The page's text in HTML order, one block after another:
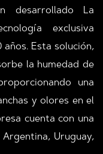
desarrollado La
exclusiva
Esta solución,
la humedad de
una
y olores en el
cuenta con una
Uruguay,